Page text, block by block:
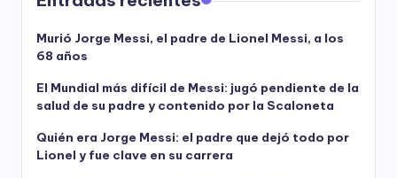
Murió Jorge Messi, el padre de Lionel Messi, a los
68 años
El Mundial más difícil de Messi: jugó pendiente de la
salud de su padre y contenido por la Scaloneta
Quién era Jorge Messi: el padre que dejó todo por
Lionel y fue clave en su carrera